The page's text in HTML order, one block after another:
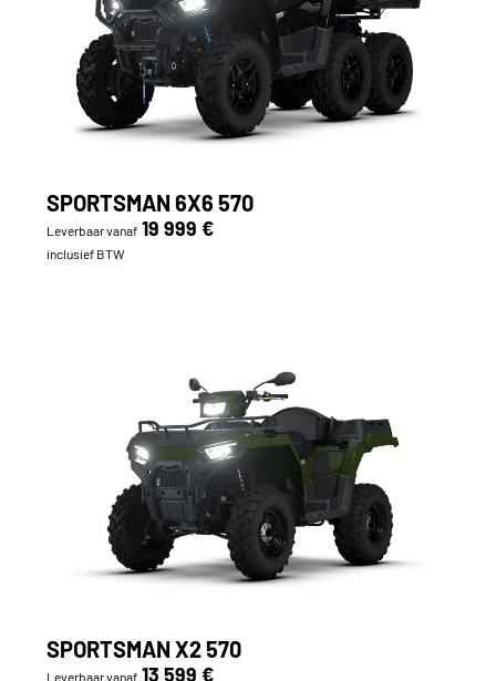
SPORTSMAN 6X6 570
Leverbaar vanaf 19 999 €
inclusief BTW
SPORTSMAN X2 570
Leverbaar vanaf 13 599 €